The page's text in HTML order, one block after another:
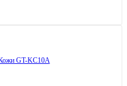
GT-KC10A